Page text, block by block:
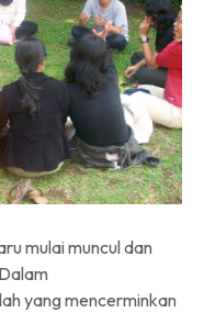
mulai muncul dan
yang mencerminkan